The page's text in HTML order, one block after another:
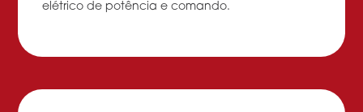
elétrico de potência e comando.